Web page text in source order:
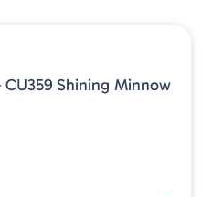
Shining Minnow